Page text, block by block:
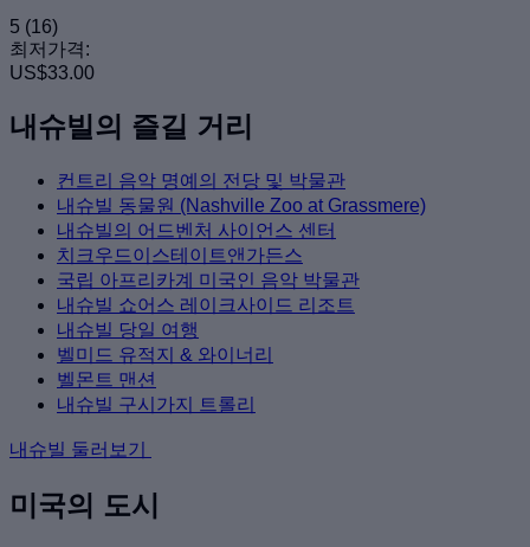
5 (16)
최저가격:
US$33.00
내슈빌의 즐길 거리
컨트리 음악 명예의 전당 및 박물관
내슈빌 동물원 (Nashville Zoo at Grassmere)
내슈빌의 어드벤처 사이언스 센터
치크우드이스테이트앤가든스
국립 아프리카계 미국인 음악 박물관
내슈빌 쇼어스 레이크사이드 리조트
내슈빌 당일 여행
벨미드 유적지 & 와이너리
벨몬트 맨션
내슈빌 구시가지 트롤리
내슈빌 둘러보기
미국의 도시